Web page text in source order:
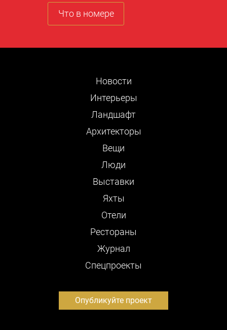
Что в номере
Новости
Интерьеры
Ландшафт
Архитекторы
Вещи
Люди
Выставки
Яхты
Отели
Рестораны
Журнал
Cпецпроекты
Опубликуйте проект